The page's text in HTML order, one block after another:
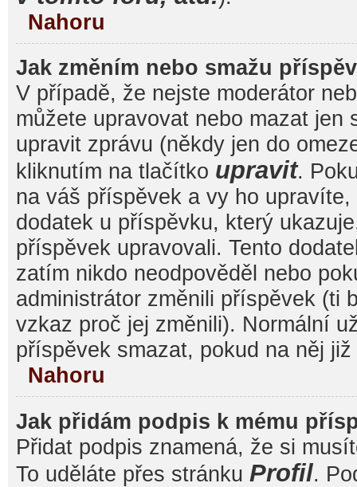
Nahoru
Jak změním nebo smažu
V případě, že nejste moderátor
můžete upravovat nebo mazat jen
upravit zprávu (někdy jen do
kliknutím na tlačítko upravit.
na váš příspěvek a vy ho
dodatek u příspěvku, který
příspěvek upravovali. Tento
zatím nikdo neodpověděl nebo
administrátor změnili příspěvek (ti
vzkaz proč jej změnili). Normální
příspěvek smazat, pokud na něj
Nahoru
Jak přidám podpis k mému
Přidat podpis znamená, že si
To uděláte přes stránku Profil.